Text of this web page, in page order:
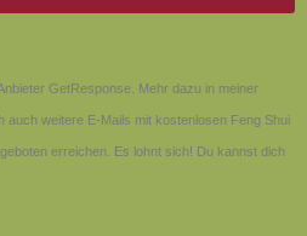
GetResponse. Mehr dazu in meiner
auch weitere E-Mails mit kostenlosen Feng Shui
erreichen. Es lohnt sich! Du kannst dich